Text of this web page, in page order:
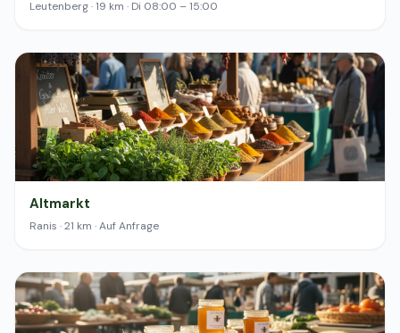
Leutenberg · 19 km · Di 08:00 – 15:00
Altmarkt
Ranis · 21 km · Auf Anfrage